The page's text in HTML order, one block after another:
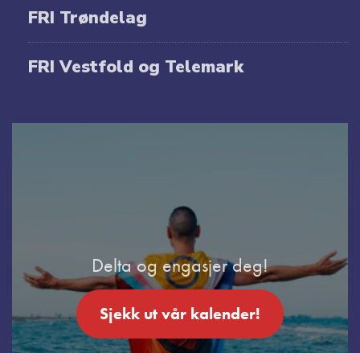
FRI Trøndelag
FRI Vestfold og Telemark
Delta og engasjer deg!
Sjekk ut vår kalender!